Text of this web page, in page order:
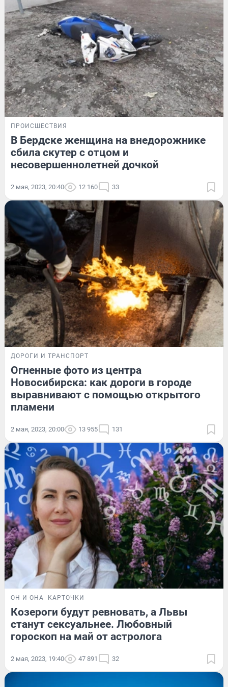
ПРОИСШЕСТВИЯ
В Бердске женщина на внедорожнике
сбила скутер с отцом и
несовершеннолетней дочкой
2 мая, 2023, 20:40 12 160 33
ДОРОГИ И ТРАНСПОРТ
Огненные фото из центра
Новосибирска: как дороги в городе
выравнивают с помощью открытого
пламени
2 мая, 2023, 20:00 13 955 131
ОН И ОНА КАРТОЧКИ
Козероги будут ревновать, а Львы
станут сексуальнее. Любовный
гороскоп на май от астролога
2 мая, 2023, 19:40 47 891 32